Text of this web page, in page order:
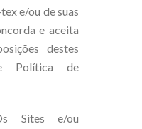
e/ou de suas
e aceita
destes
Política de
Sites e/ou